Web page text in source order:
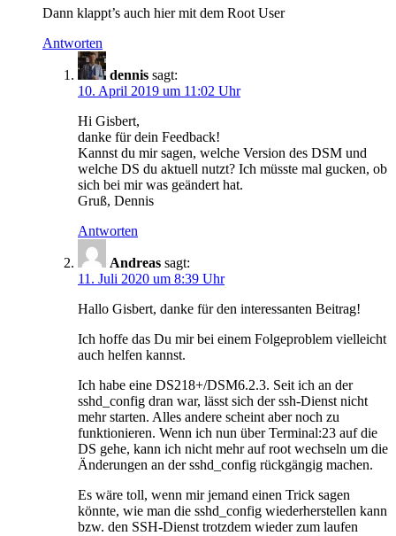
Dann klappt’s auch hier mit dem Root User
Antworten
dennis sagt:
10. April 2019 um 11:02 Uhr
Hi Gisbert,
danke für dein Feedback!
Kannst du mir sagen, welche Version des DSM und
welche DS du aktuell nutzt? Ich müsste mal gucken, ob
sich bei mir was geändert hat.
Gruß, Dennis
Antworten
Andreas sagt:
11. Juli 2020 um 8:39 Uhr
Hallo Gisbert, danke für den interessanten Beitrag!
Ich hoffe das Du mir bei einem Folgeproblem vielleicht
auch helfen kannst.
Ich habe eine DS218+/DSM6.2.3. Seit ich an der
sshd_config dran war, lässt sich der ssh-Dienst nicht
mehr starten. Alles andere scheint aber noch zu
funktionieren. Wenn ich nun über Terminal:23 auf die
DS gehe, kann ich nicht mehr auf root wechseln um die
Änderungen an der sshd_config rückgängig machen.
Es wäre toll, wenn mir jemand einen Trick sagen
könnte, wie man die sshd_config wiederherstellen kann
bzw. den SSH-Dienst trotzdem wieder zum laufen